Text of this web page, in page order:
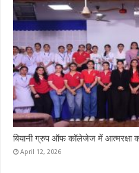
बियानी ग्रुप ऑफ कॉलेजेज में आत्मरक्षा
April 12, 2026